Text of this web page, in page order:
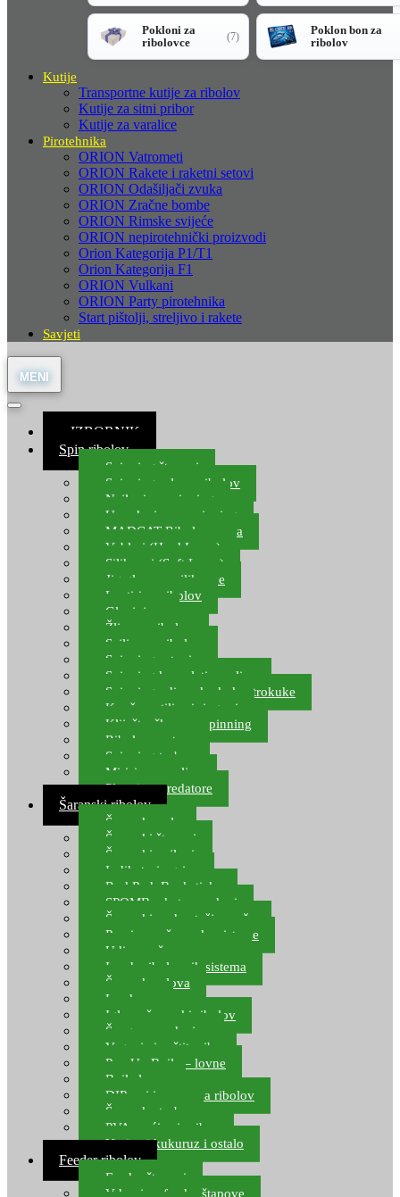
Pokloni za
ribolovce
(7)
Poklon bon za
ribolov
Kutije
Transportne kutije za ribolov
Kutije za sitni pribor
Kutije za varalice
Pirotehnika
ORION Vatrometi
ORION Rakete i raketni setovi
ORION Odašiljači zvuka
ORION Zračne bombe
ORION Rimske svijeće
ORION nepirotehnički proizvodi
Orion Kategorija P1/T1
Orion Kategorija F1
ORION Vulkani
ORION Party pirotehnika
Start pištolji, streljivo i rakete
Savjeti
≡ IZBORNIK
Spin ribolov
Spinning štapovi
Spinning role za ribolov
Najloni za spinning
Upredenice za spinning
MADCAT Ribolov soma
Vobleri (Hard Lures)
Silikonci (Soft Lures)
Jig glave za silikonce
Leptiri za ribolov
Glavinjare
Žlice za ribolov
Sajlice za ribolov
Spinning setovi
Spinning kompleti varalica
Spinning udice, dvokuke, trokuke
Kopče, vrtilice i ringovi
Kliješta, škare za spinning
Ribolov pastrve
Spinning torbe
Mirisi za varalice
Plovci za predatore
Šaranski ribolov
Šaranske role
Šaranski štapovi
Šaranski najloni
Indikatori ugriza
Rod Pod, Banksticks
SPOMB rakete, markeri
Šaranski podmetači, mreže
Pernice za šaranske sisteme
Udice za šarana, amura
Izrada ribolovnih sistema
Šaranska olova
Leadcore
Igle za šaranski ribolov
Špage, upredenice
Vaganje i zaštita ribe
Pop Up Boile – lovne
Boile lovne
DIP-ovi i arome za ribolov
Šaranske torbe
PVA vrećice i pribor
Umjetni kukuruz i ostalo
Feeder ribolov
Feeder štapovi
Vrhovi za feeder štapove